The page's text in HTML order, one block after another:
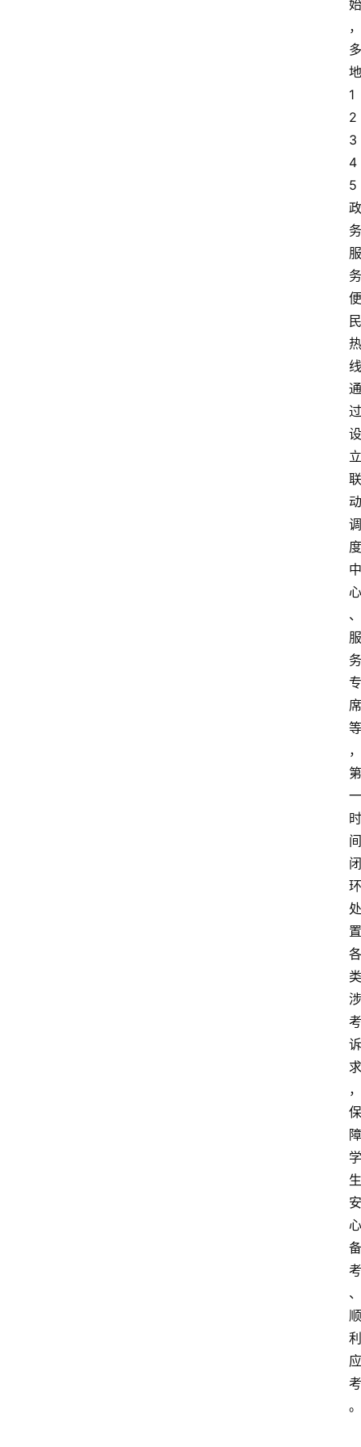
始
，
多
地
1
2
3
4
5
政
务
服
务
便
民
热
线
通
过
设
立
联
动
调
度
中
心
、
服
务
专
席
等
，
第
一
时
间
闭
环
处
置
各
类
涉
考
诉
求
，
保
障
学
生
安
心
备
考
、
顺
利
应
考
。